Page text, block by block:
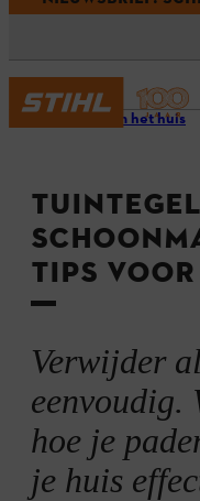
Rondom het huis
TIPS
Verwijder
eenvoudig.
hoe je
je huis